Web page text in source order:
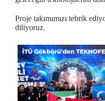
Proje takımımızı tebrik
diliyoruz.